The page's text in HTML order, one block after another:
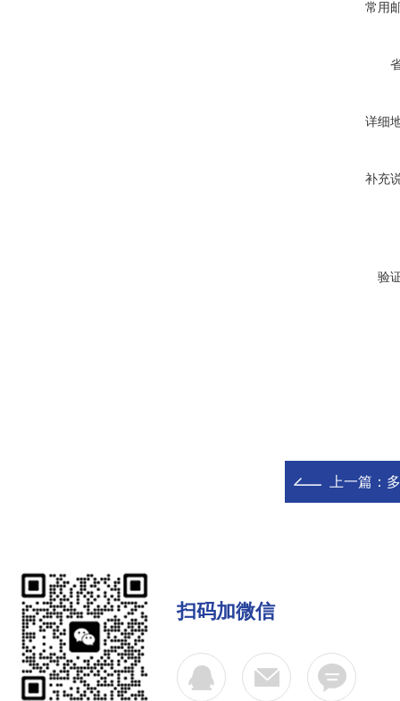
常用
详细
补充
验
上一篇：
扫码加微信